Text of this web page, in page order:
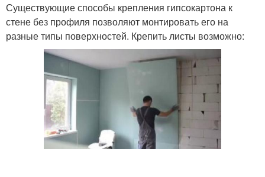
Существующие способы крепления гипсокартона к
стене без профиля позволяют монтировать его на
разные типы поверхностей. Крепить листы возможно: